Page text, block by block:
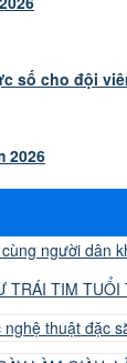
số cho đội
2026
người dân
TRÁI TIM TUỔI